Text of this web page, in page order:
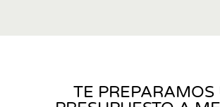
TE PREPARAMOS